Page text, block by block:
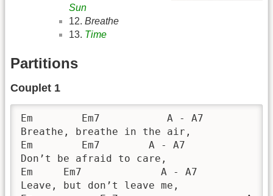
Sun
12. Breathe
13. Time
Partitions
Couplet 1
Em        Em7           A - A7
Breathe, breathe in the air,
Em        Em7        A - A7
Don’t be afraid to care,
Em     Em7             A - A7
Leave, but don’t leave me,